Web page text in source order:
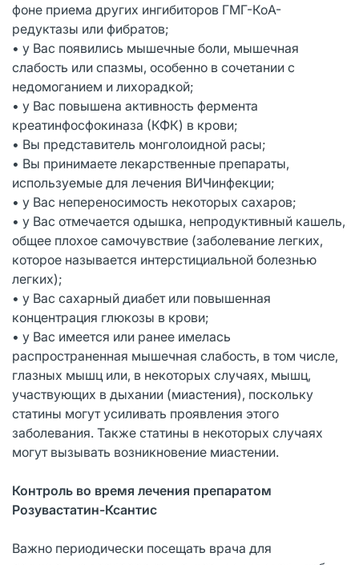
фоне приема других ингибиторов ГМГ-КоА-
редуктазы или фибратов;
• у Вас появились мышечные боли, мышечная
слабость или спазмы, особенно в сочетании с
недомоганием и лихорадкой;
• у Вас повышена активность фермента
креатинфосфокиназа (КФК) в крови;
• Вы представитель монголоидной расы;
• Вы принимаете лекарственные препараты,
используемые для лечения ВИЧинфекции;
• у Вас непереносимость некоторых сахаров;
• у Вас отмечается одышка, непродуктивный кашель,
общее плохое самочувствие (заболевание легких,
которое называется интерстициальной болезнью
легких);
• у Вас сахарный диабет или повышенная
концентрация глюкозы в крови;
• у Вас имеется или ранее имелась
распространенная мышечная слабость, в том числе,
глазных мышц или, в некоторых случаях, мышц,
участвующих в дыхании (миастения), поскольку
статины могут усиливать проявления этого
заболевания. Также статины в некоторых случаях
могут вызывать возникновение миастении.
Контроль во время лечения препаратом
Розувастатин-Ксантис
Важно периодически посещать врача для